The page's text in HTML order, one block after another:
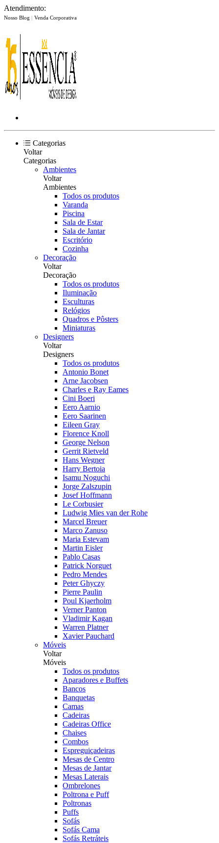
Atendimento:
Nosso Blog | Venda Corporativa
Categorias
Voltar
Categorias
Ambientes
Voltar
Ambientes
Todos os produtos
Varanda
Piscina
Sala de Estar
Sala de Jantar
Escritório
Cozinha
Decoração
Voltar
Decoração
Todos os produtos
Iluminação
Esculturas
Relógios
Quadros e Pôsters
Miniaturas
Designers
Voltar
Designers
Todos os produtos
Antonio Bonet
Arne Jacobsen
Charles e Ray Eames
Cini Boeri
Eero Aarnio
Eero Saarinen
Eileen Gray
Florence Knoll
George Nelson
Gerrit Rietveld
Hans Wegner
Harry Bertoia
Isamu Noguchi
Jorge Zalszupin
Josef Hoffmann
Le Corbusier
Ludwig Mies van der Rohe
Marcel Breuer
Marco Zanuso
Maria Estevam
Martin Eisler
Pablo Casas
Patrick Norguet
Pedro Mendes
Peter Ghyczy
Pierre Paulin
Poul Kjaerholm
Verner Panton
Vladimir Kagan
Warren Platner
Xavier Pauchard
Móveis
Voltar
Móveis
Todos os produtos
Aparadores e Buffets
Bancos
Banquetas
Camas
Cadeiras
Cadeiras Office
Chaises
Combos
Espreguiçadeiras
Mesas de Centro
Mesas de Jantar
Mesas Laterais
Ombrelones
Poltrona e Puff
Poltronas
Puffs
Sofás
Sofás Cama
Sofás Retráteis